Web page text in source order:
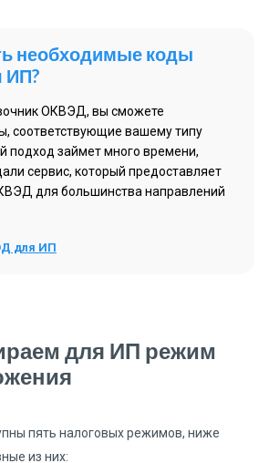
необходимые коды
ИП?
ОКВЭД, вы сможете
соответствующие вашему типу
подход займет много времени,
сервис, который предоставляет
для большинства направлений
для ИП
для ИП режим
пять налоговых режимов, ниже
из них: